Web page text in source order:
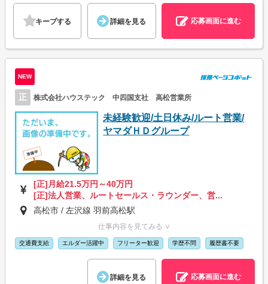
キープする 詳細を見る 応募画面に進む
NEW
正 株式会社ハウステック 中四国支社 高松営業所
未経験歓迎/土日休み/ルート営業/
ヤマダＨＤグループ
[正]月給21.5万円～40万円
[正]法人営業、ルートセールス・ラウンダー、営...
高松市 / 左沢線 羽前高松駅
仕事内容を見てみる ∨
交通費支給 エルダー活躍中 フリーター歓迎 学歴不問 履歴書不要
詳細を見る 応募画面に進む